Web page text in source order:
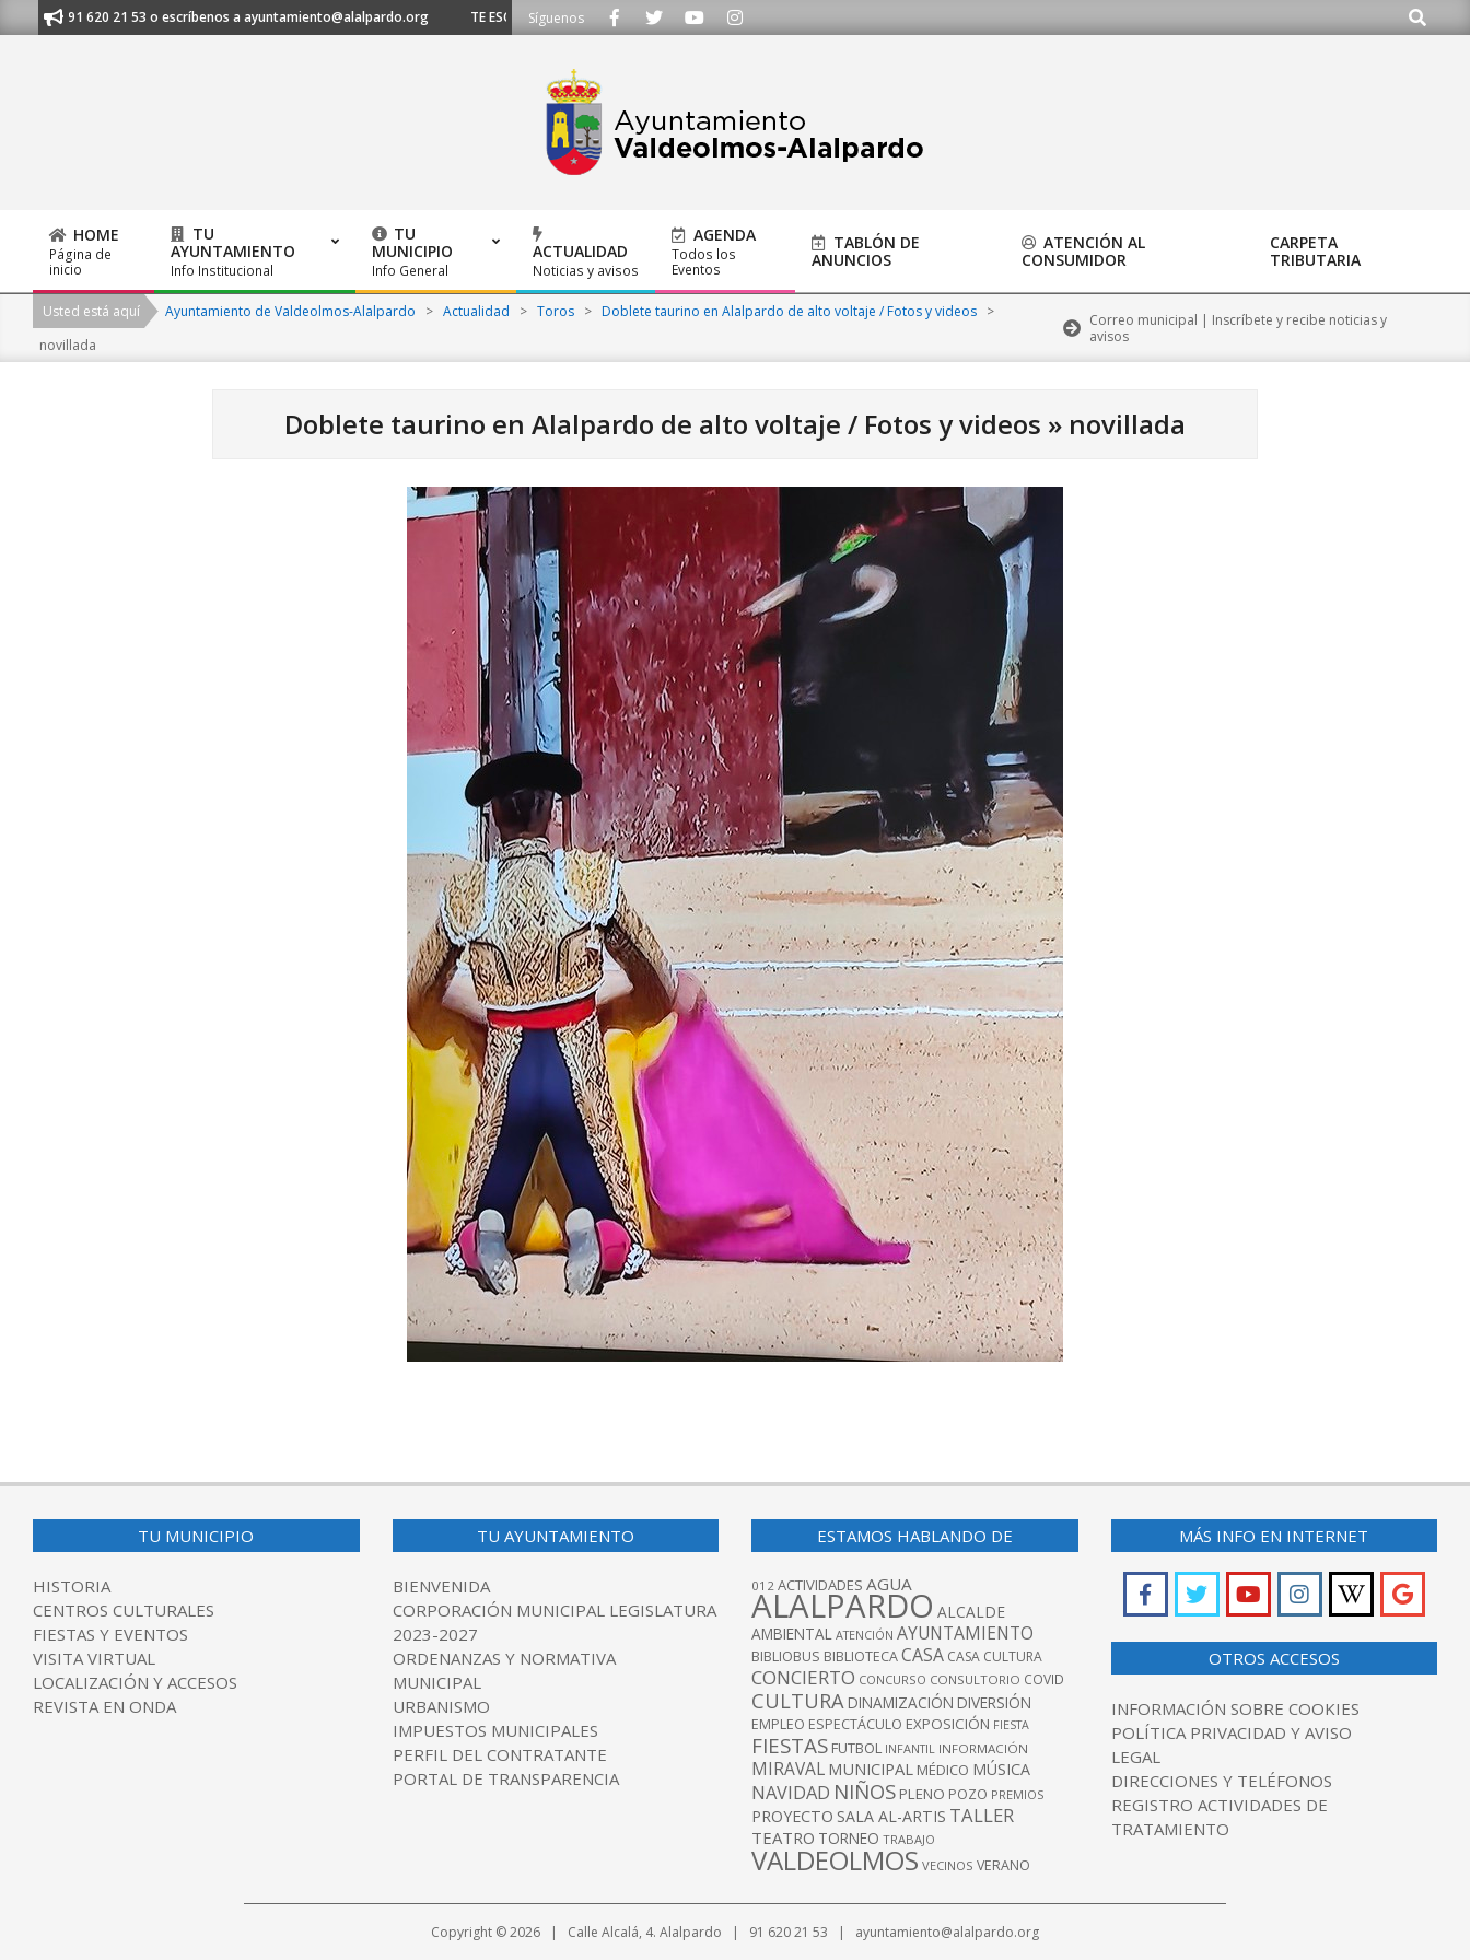
to
al 91 620 21 53 o escríbenos a ayuntamiento@alalpardo.org TE ESCUCHAMOS - Llámanos al 91 620 21 53 o escríbenos a ayuntamiento@alalpardo.org
Síguenos Buscar
Primary
Navigation
Menu
HOME
Página de
inicio
TU
AYUNTAMIENTO
Info Institucional
TU
MUNICIPIO
Info General
ACTUALIDAD
Noticias y avisos
AGENDA
Todos los
Eventos
TABLÓN DE
ANUNCIOS
ATENCIÓN AL
CONSUMIDOR
CARPETA
TRIBUTARIA
Usted está aquí Ayuntamiento de Valdeolmos-Alalpardo > Actualidad > Toros > Doblete taurino en Alalpardo de alto voltaje / Fotos y videos
>
novillada
Correo municipal | Inscríbete y recibe noticias y
avisos
Doblete taurino en Alalpardo de alto voltaje / Fotos y videos » novillada
07-
TU MUNICIPIO
HISTORIA
CENTROS CULTURALES
FIESTAS Y EVENTOS
VISITA VIRTUAL
LOCALIZACIÓN Y ACCESOS
REVISTA EN ONDA
TU AYUNTAMIENTO
BIENVENIDA
CORPORACIÓN MUNICIPAL LEGISLATURA
2023-2027
ORDENANZAS Y NORMATIVA
MUNICIPAL
URBANISMO
IMPUESTOS MUNICIPALES
PERFIL DEL CONTRATANTE
PORTAL DE TRANSPARENCIA
ESTAMOS HABLANDO DE
012 ACTIVIDADES AGUA
ALALPARDO ALCALDE
AMBIENTAL ATENCIÓN AYUNTAMIENTO
BIBLIOBUS BIBLIOTECACASA CASA CULTURA
CONCIERTO CONCURSO CONSULTORIO COVID
CULTURA DINAMIZACIÓN DIVERSIÓN
EMPLEO ESPECTÁCULO EXPOSICIÓN FIESTA
FIESTAS FUTBOL INFANTIL INFORMACIÓN
MIRAVAL MUNICIPAL MÉDICO MÚSICA
NAVIDAD NIÑOS PLENO POZO PREMIOS
PROYECTO SALA AL-ARTIS TALLER
TEATRO TORNEO TRABAJO
VALDEOLMOS VECINOS VERANO
MÁS INFO EN INTERNET
OTROS ACCESOS
INFORMACIÓN SOBRE COOKIES
POLÍTICA PRIVACIDAD Y AVISO
LEGAL
DIRECCIONES Y TELÉFONOS
REGISTRO ACTIVIDADES DE
TRATAMIENTO
Copyright © 2026 | Calle Alcalá, 4. Alalpardo | 91 620 21 53 | ayuntamiento@alalpardo.org